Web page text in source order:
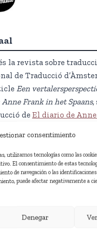
consentimiento
utilizamos tecnologías como las
El consentimiento de estas
de navegación o las
puede afectar negativamente a
Denegar
la revista sobre
de Traducció
Een
Frank in het Spaans,
de El diario de
Veure article